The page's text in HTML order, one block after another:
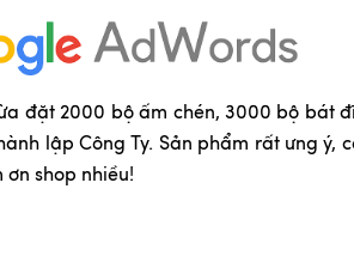
đặt 2000 bộ ấm chén, 3000 bộ bát
lập Công Ty. Sản phẩm rất ưng ý,
ơn shop nhiều!